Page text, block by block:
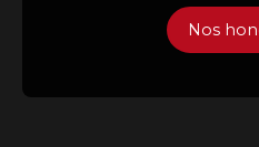
Nos